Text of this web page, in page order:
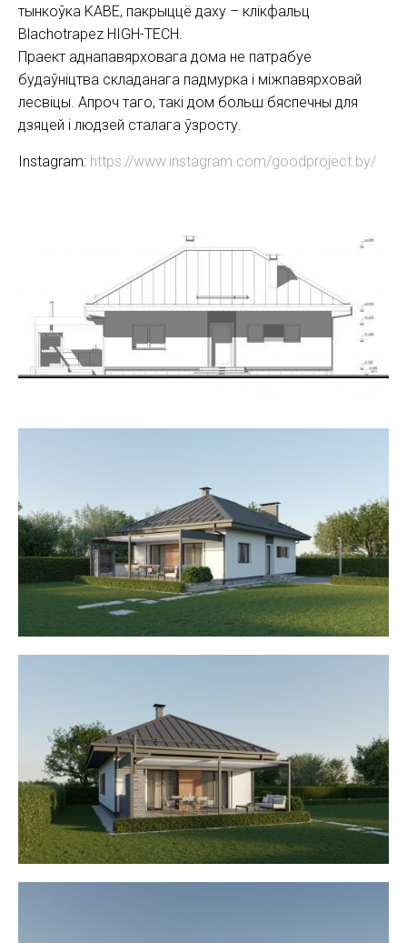
тынкоўка KABE, пакрыццё даху – клікфальц
Blachotrapez HIGH-TECH.
Праект аднапавярховага дома не патрабуе
будаўніцтва складанага падмурка і міжпавярховай
лесвіцы. Апроч таго, такі дом больш бяспечны для
дзяцей і людзей сталага ўзросту.
Instagram: https://www.instagram.com/goodproject.by/